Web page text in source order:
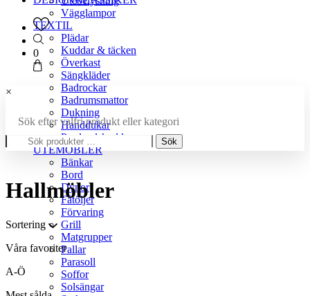
Vägglampor
TEXTIL
Plädar
Kuddar & täcken
Överkast
Sängkläder
Badrockar
Badrumsmattor
Dukning
Handdukar
Prydnadskuddar
UTEMÖBLER
Bänkar
Bord
Dynor
Fåtöljer
Förvaring
Grill
Matgrupper
Pallar
Parasoll
Soffor
Solsängar
0
×
Sök efter valfri produkt eller kategori
Sök
efter:
Sök
Hallmöbler
Sortering
Våra favoriter
A-Ö